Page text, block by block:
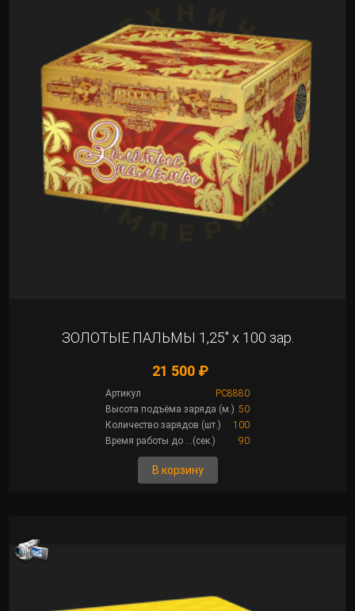
ЗОЛОТЫЕ ПАЛЬМЫ 1,25" х 100 зар.
21 500 ₽
Артикул
РС8880
Высота подъёма заряда (м.) 50
Количество зарядов (шт.)
100
Время работы до ...(сек.)
90
В корзину